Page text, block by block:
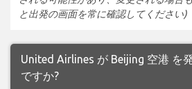
と出発の画面を常に確認してください)
United Airlines が Beijing 空港 を
ですか?